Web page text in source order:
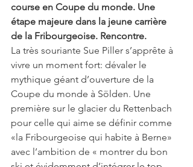
course en Coupe du monde. Une
étape majeure dans la jeune carrière
de la Fribourgeoise. Rencontre.
La très souriante Sue Piller s’apprête à
vivre un moment fort: dévaler le
mythique géant d’ouverture de la
Coupe du monde à Sölden. Une
première sur le glacier du Rettenbach
pour celle qui aime se définir comme
«la Fribourgeoise qui habite à Berne»
avec l’ambition de « montrer du bon